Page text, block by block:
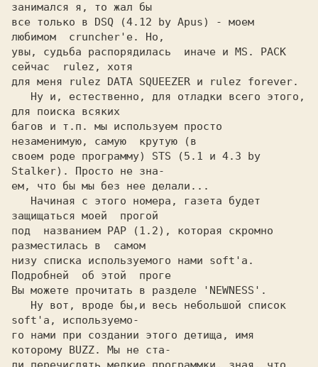
занимался я, то жал бы
все только в DSQ (4.12 by Apus) - моем
любимом  cruncher'e. Но,
увы, судьба распорядилась  иначе и MS. PACK
сейчас  rulez, хотя
для меня rulez DATA SQUEEZER и rulez forever.
для поиска всяких
багов и т.п. мы используем просто
незаменимую, самую  крутую (в
своем роде программу) STS (5.1 и 4.3 by
Stalker). Просто не зна-
ем, что бы мы без нее делали...
защищаться моей  прогой
под  названием PAP (1.2), которая скромно
разместилась в  самом
низу списка используемого нами soft'а.
Подробней  об этой  проге
Вы можете прочитать в разделе 'NEWNESS'.
soft'а, используемо-
го нами при создании этого детища, имя
которому BUZZ. Мы не ста-